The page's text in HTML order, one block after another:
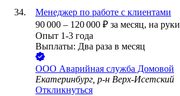
Менеджер по работе с клиентами
90 000 – 120 000 ₽ за месяц, на руки
Опыт 1-3 года
Выплаты: Два раза в месяц
ООО Аварийная служба Домовой
Екатеринбург, р-н Верх-Исетский
Откликнуться